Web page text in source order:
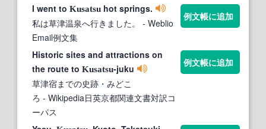
I went to Kusatsu hot springs.
私は草津温泉へ行きました。
- Weblio
Email例文集
例文帳に追加
Historic sites and attractions on
the route to Kusatsu-juku
草津宿までの史跡・みどこ
ろ - Wikipedia日英京都関連文書対訳コ
ーパス
例文帳に追加